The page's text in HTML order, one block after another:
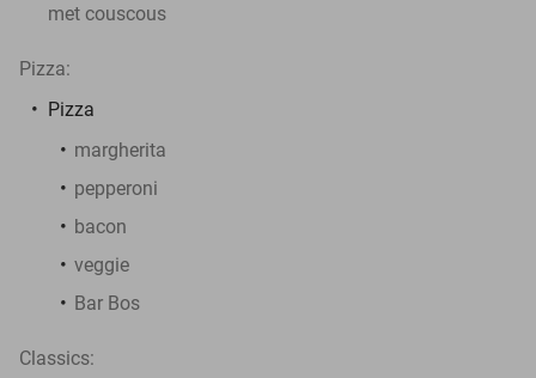
met couscous
Pizza:
Pizza
margherita
pepperoni
bacon
veggie
Bar Bos
Classics: